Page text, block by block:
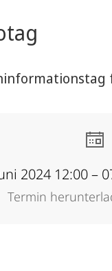
2024 12:00 –
Termin